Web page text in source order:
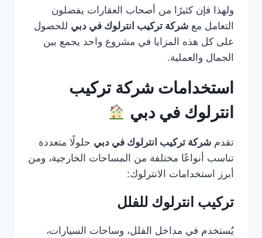
ولهذا فإن كثيرًا من أصحاب العقارات يفضلون
التعامل مع شركة تركيب انترلوك في دبي للحصول
على كل هذه المزايا في مشروع واحد يجمع بين
الجمال والعملية.
استخدامات شركة تركيب
انترلوك في دبي
تقدم شركة تركيب انترلوك في دبي حلولًا متعددة
تناسب أنواعًا مختلفة من المساحات الخارجية، ومن
أبرز استخدامات الانترلوك:
تركيب انترلوك للفلل
يُستخدم في مداخل الفلل، وساحات السيارات،